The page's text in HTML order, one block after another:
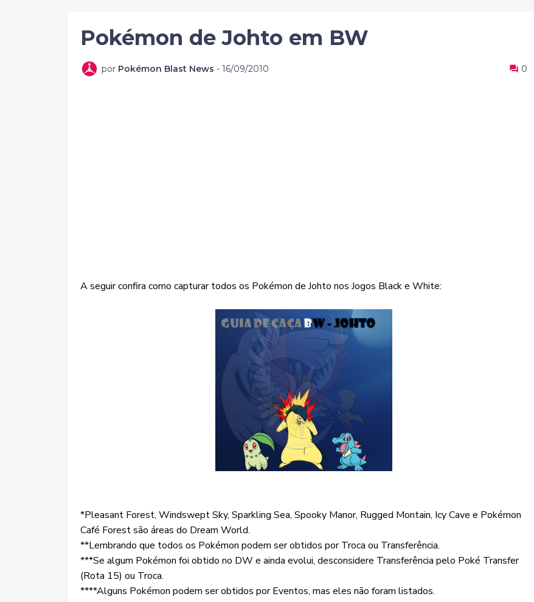
Pokémon de Johto em BW
por Pokémon Blast News - 16/09/2010 0
A seguir confira como capturar todos os Pokémon de Johto nos Jogos Black e White:
*Pleasant Forest, Windswept Sky, Sparkling Sea, Spooky Manor, Rugged Montain, Icy Cave e Pokémon
Café Forest são áreas do Dream World.
**Lembrando que todos os Pokémon podem ser obtidos por Troca ou Transferência.
***Se algum Pokémon foi obtido no DW e ainda evolui, desconsidere Transferência pelo Poké Transfer
(Rota 15) ou Troca.
****Alguns Pokémon podem ser obtidos por Eventos, mas eles não foram listados.